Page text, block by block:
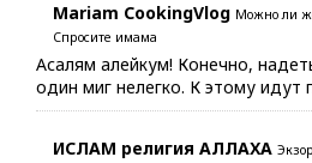
Mariam CookingVlog Можно ли
Спросите имама
Асалям алейкум! Конечно,
один миг нелегко. К этому идут
ИСЛАМ религия АЛЛАХА